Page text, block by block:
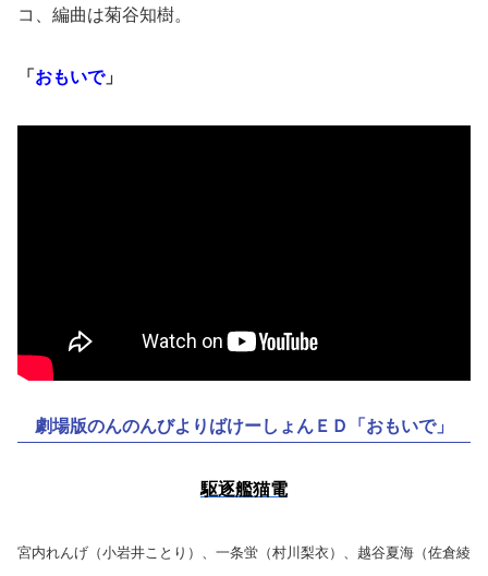
コ、編曲は菊谷知樹。
「 おもいで」
劇場版のんのんびよりばけーしょんＥＤ「おもいで」
駆逐艦猫電
宮内れんげ（小岩井ことり）、一条蛍（村川梨衣）、越谷夏海（佐倉綾